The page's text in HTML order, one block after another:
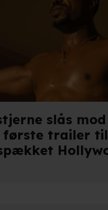
til at optimere dit
og til
din IP-adresse. IP-
af dine personoplysninger i
slås
første trailer til